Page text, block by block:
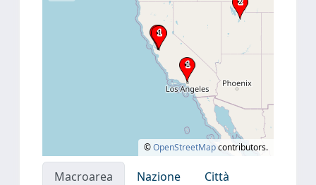
©OpenStreetMapcontributors.
Macroarea Nazione
Città